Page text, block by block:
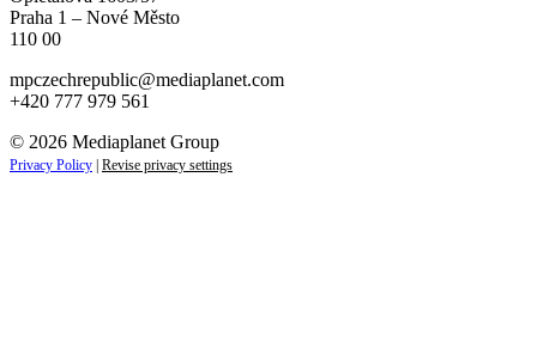
Praha 1 – Nové Město
110 00
mpczechrepublic@mediaplanet.com
+420 777 979 561
© 2026 Mediaplanet Group
Privacy Policy | Revise privacy settings